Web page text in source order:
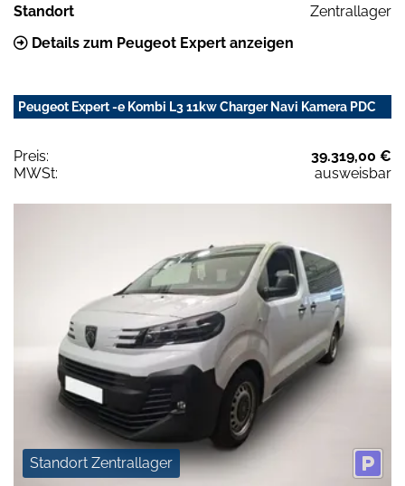
Standort
Zentrallager
Details zum Peugeot Expert anzeigen
Peugeot Expert -e Kombi L3 11kw Charger Navi Kamera PDC
Preis:
39.319,00 €
MWSt:
ausweisbar
Standort Zentrallager